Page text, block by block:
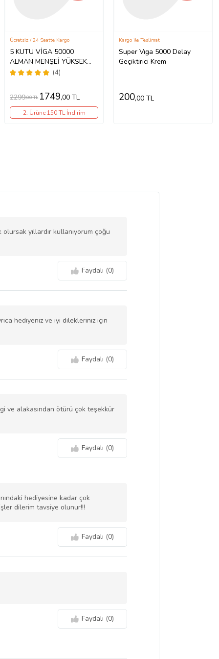
5 KUTU VİGA 50000
ALMAN MENŞEİ YÜKSEK
KALİTE GECİKTİRİCİ KREM-
HEDİYELİ ÜRÜN %100
ORJİNAL
(4)
Ücretsiz / 24 Saatte Kargo
2299,00 TL 1749,00 TL
2. Ürüne 150 TL İndirim
Super Vıga 5000 Delay
Geçiktirici Krem
Kargo ile Teslimat
200,00 TL
yıllardır kullanıyorum çoğu
Faydalı (0)
hediyeniz ve iyi dilekleriniz için
Faydalı (0)
ve alakasından ötürü çok teşekkür
Faydalı (0)
hediyesine kadar çok
dilerim tavsiye olunur!!!
Faydalı (0)
Faydalı (0)